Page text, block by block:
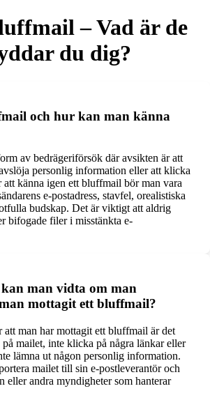
– Vad är de
du dig?
och hur kan man känna
av bedrägeriförsök där avsikten är att
personlig information eller att klicka
känna igen ett bluffmail bör man vara
e-postadress, stavfel, orealistiska
budskap. Det är viktigt att aldrig
bifogade filer i misstänkta e-
man vidta om man
mottagit ett bluffmail?
att man har mottagit ett bluffmail är det
mailet, inte klicka på några länkar eller
lämna ut någon personlig information.
mailet till sin e-postleverantör och
eller andra myndigheter som hanterar